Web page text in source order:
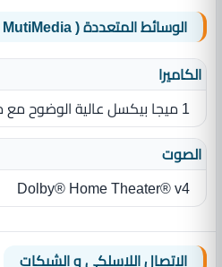
الوسائط المتعددة ( MutiMedia )
الكاميرا
1 ميجا بيكسل عالية الوضوح مع ميكروفون مفرد
الصوت
Dolby® Home Theater® v4
الاتصال اللاسلكي و الشبكات